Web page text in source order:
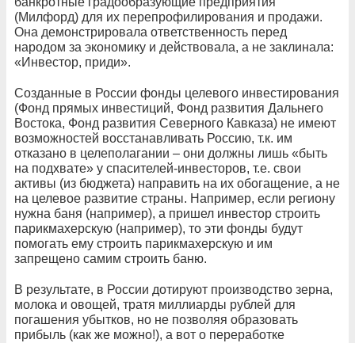
(Милфорд) для их перепрофилирования и продажи.
Она демонстрировала ответственность перед
народом за экономику и действовала, а не заклинала:
«Инвестор, приди».
Созданные в России фонды целевого инвестирования
(Фонд прямых инвестиций, Фонд развития Дальнего
Востока, Фонд развития Северного Кавказа) не имеют
возможностей восстанавливать Россию, т.к. им
отказано в целеполагании – они должны лишь «быть
на подхвате» у спасителей-инвесторов, т.е. свои
активы (из бюджета) направить на их обогащение, а не
на целевое развитие страны. Например, если региону
нужна баня (например), а пришел инвестор строить
парикмахерскую (например), то эти фонды будут
помогать ему строить парикмахерскую и им
запрещено самим строить баню.
В результате, в России дотируют производство зерна,
молока и овощей, тратя миллиарды рублей для
погашения убытков, но не позволяя образовать
прибыль (как же можно!), а вот о переработке